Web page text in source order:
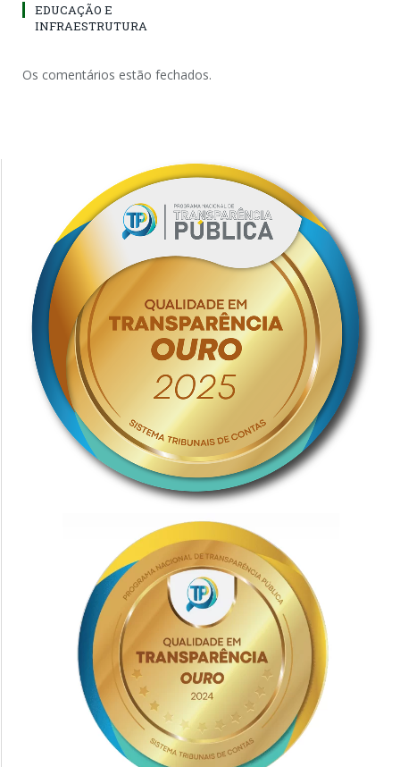
EDUCAÇÃO E
INFRAESTRUTURA
Os comentários estão fechados.